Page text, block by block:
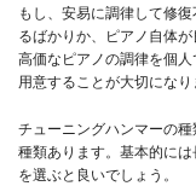
もし、安易に調律して修
るばかりか、ピアノ自体
高価なピアノの調律を個
用意することが大切になり
チューニングハンマーの
種類あります。基本的に
を選ぶと良いでしょう。